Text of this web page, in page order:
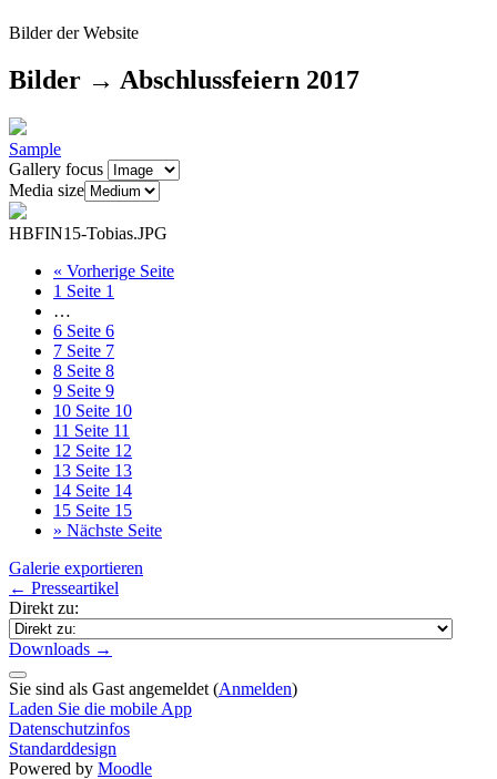
Bilder der Website
Bilder → Abschlussfeiern 2017
Sample
Gallery focus
Media size
HBFIN15-Tobias.JPG
« Vorherige Seite
1 Seite 1
…
6 Seite 6
7 Seite 7
8 Seite 8
9 Seite 9
10 Seite 10
11 Seite 11
12 Seite 12
13 Seite 13
14 Seite 14
15 Seite 15
» Nächste Seite
Galerie exportieren
← Presseartikel
Direkt zu:
Downloads →
Sie sind als Gast angemeldet (Anmelden)
Laden Sie die mobile App
Datenschutzinfos
Standarddesign
Powered by Moodle